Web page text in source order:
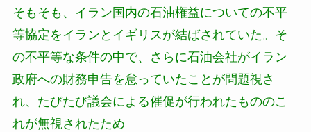
そもそも、イラン国内の石油権益についての不平
等協定をイランとイギリスが結ばされていた。そ
の不平等な条件の中で、さらに石油会社がイラン
政府への財務申告を怠っていたことが問題視さ
れ、たびたび議会による催促が行われたもののこ
れが無視されたため